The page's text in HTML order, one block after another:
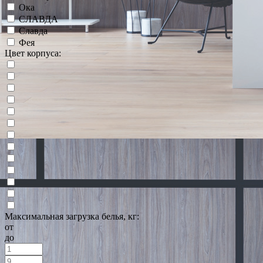
Ока
СЛАВДА
Славда
Фея
Цвет корпуса:
Максимальная загрузка белья, кг:
от
до